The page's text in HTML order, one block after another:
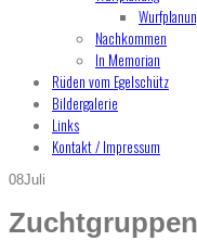
Nachkommen
In Memorian
Rüden vom Egelschütz
Bildergalerie
Links
Kontakt / Impressum
08Juli